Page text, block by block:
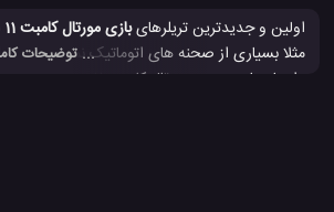
اولین و جدیدترین تریلرهایبازی مورتال کامبت 11
مثلا بسیاری از صحنه های اتوماتیک نمایشی برای حرکت ها و
داستان بازی جدید مورتال کامبت 11، برخی از ویژگی ها و قابلیت های محبوب و قدیمی را به ارمغان می آورد.
... توضیحات